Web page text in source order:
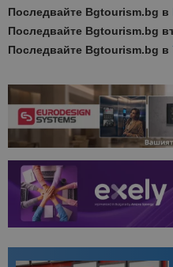
Последвайте Bgtourism.bg в
Последвайте Bgtourism.bg
Последвайте Bgtourism.bg в